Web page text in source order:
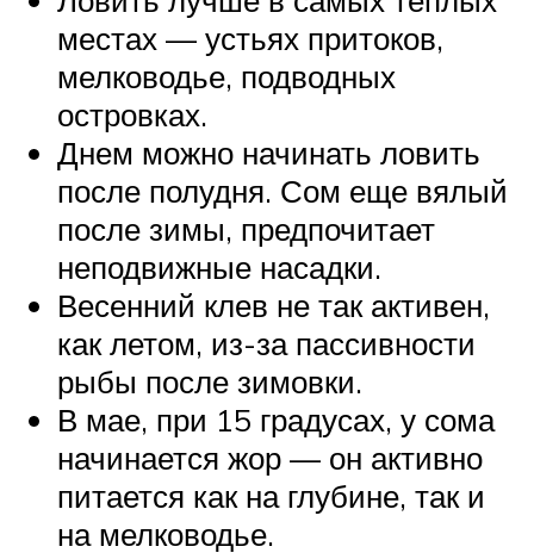
местах — устьях притоков,
мелководье, подводных
островках.
Днем можно начинать ловить
после полудня. Сом еще вялый
после зимы, предпочитает
неподвижные насадки.
Весенний клев не так активен,
как летом, из-за пассивности
рыбы после зимовки.
В мае, при 15 градусах, у сома
начинается жор — он активно
питается как на глубине, так и
на мелководье.